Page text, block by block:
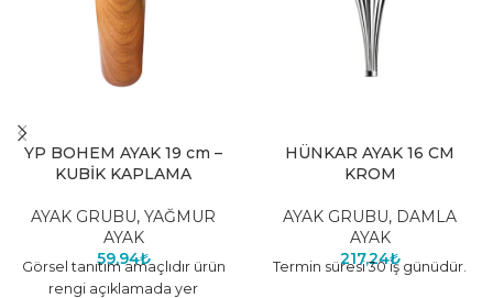
YP BOHEM AYAK 19 cm –
KUBİK KAPLAMA
AYAK GRUBU, YAĞMUR
AYAK
59,94₺
Görsel tanıtım amaçlıdır ürün
rengi açıklamada yer
HÜNKAR AYAK 16 CM
KROM
AYAK GRUBU, DAMLA
AYAK
217,24₺
Termin süresi 30 iş günüdür.